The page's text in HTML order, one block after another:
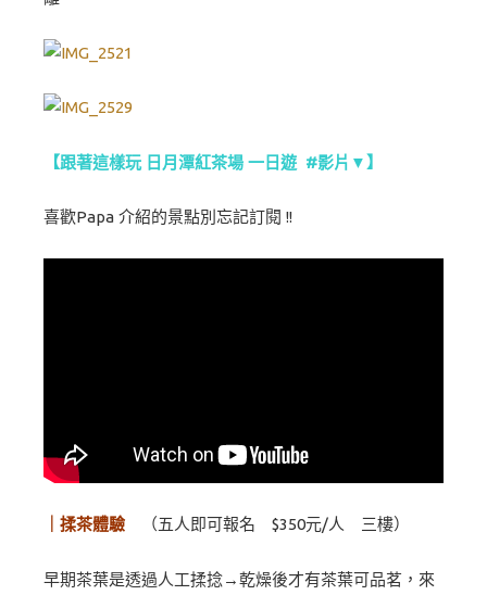
【跟著這樣玩 日月潭紅茶場 一日遊 #影片▼】
喜歡Papa 介紹的景點別忘記訂閱 !!
｜揉茶體驗 （五人即可報名 $350元/人 三樓）
早期茶葉是透過人工揉捻→乾燥後才有茶葉可品茗，來